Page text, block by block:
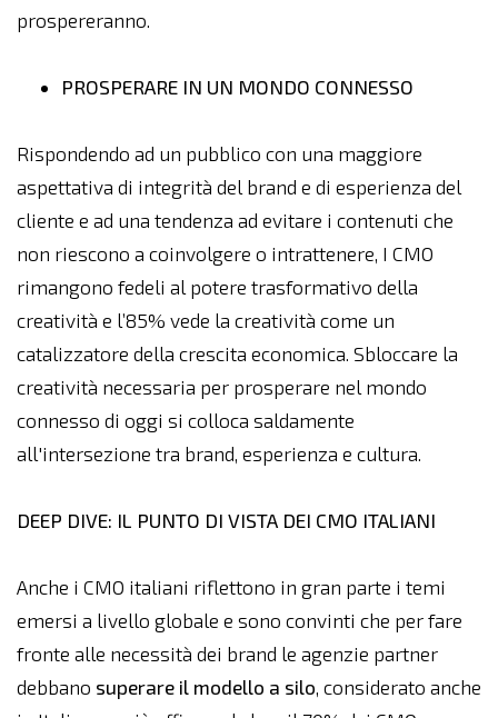
prospereranno.
PROSPERARE IN UN MONDO CONNESSO
Rispondendo ad un pubblico con una maggiore
aspettativa di integrità del brand e di esperienza del
cliente e ad una tendenza ad evitare i contenuti che
non riescono a coinvolgere o intrattenere, I CMO
rimangono fedeli al potere trasformativo della
creatività e l’85% vede la creatività come un
catalizzatore della crescita economica. Sbloccare la
creatività necessaria per prosperare nel mondo
connesso di oggi si colloca saldamente
all'intersezione tra brand, esperienza e cultura.
DEEP DIVE: IL PUNTO DI VISTA DEI CMO ITALIANI
Anche i CMO italiani riflettono in gran parte i temi
emersi a livello globale e sono convinti che per fare
fronte alle necessità dei brand le agenzie partner
debbano superare il modello a silo, considerato anche